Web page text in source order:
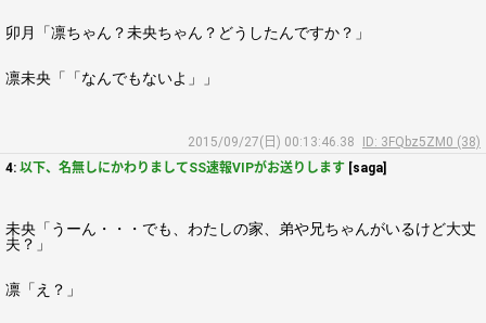
卯月「凛ちゃん？未央ちゃん？どうしたんですか？」
凛未央「「なんでもないよ」」
2015/09/27(日) 00:13:46.38
ID: 3FQbz5ZM0 (38)
4: 以下、名無しにかわりましてSS速報VIPがお送りします [saga]
未央「うーん・・・でも、わたしの家、弟や兄ちゃんがいるけど大丈
夫？」
凛「え？」